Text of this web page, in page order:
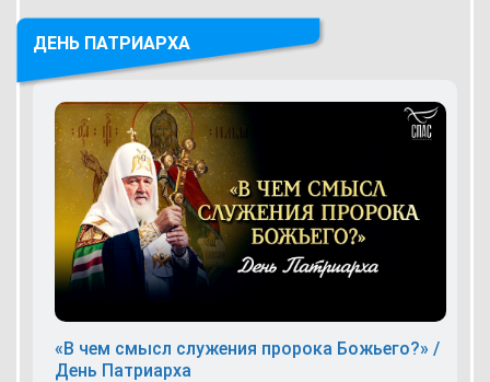
ДЕНЬ ПАТРИАРХА
«В чем смысл служения пророка Божьего?» /
День Патриарха